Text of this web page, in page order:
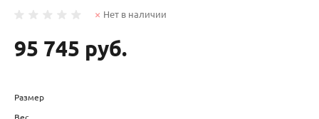
Нет в наличии
95 745 руб.
Размер